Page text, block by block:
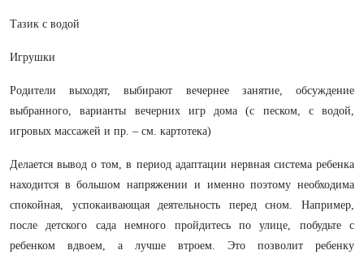
Тазик с водой
Игрушки
Родители выходят, выбирают вечернее занятие, обсуждение
выбранного, варианты вечерних игр дома (с песком, с водой,
игровых массажей и пр. – см. картотека)
Делается вывод о том, в период адаптации нервная система ребенка
находится в большом напряжении и именно поэтому необходима
спокойная, успокаивающая деятельность перед сном. Например,
после детского сада немного пройдитесь по улице, побудьте с
ребенком вдвоем, а лучше втроем. Это позволит ребенку